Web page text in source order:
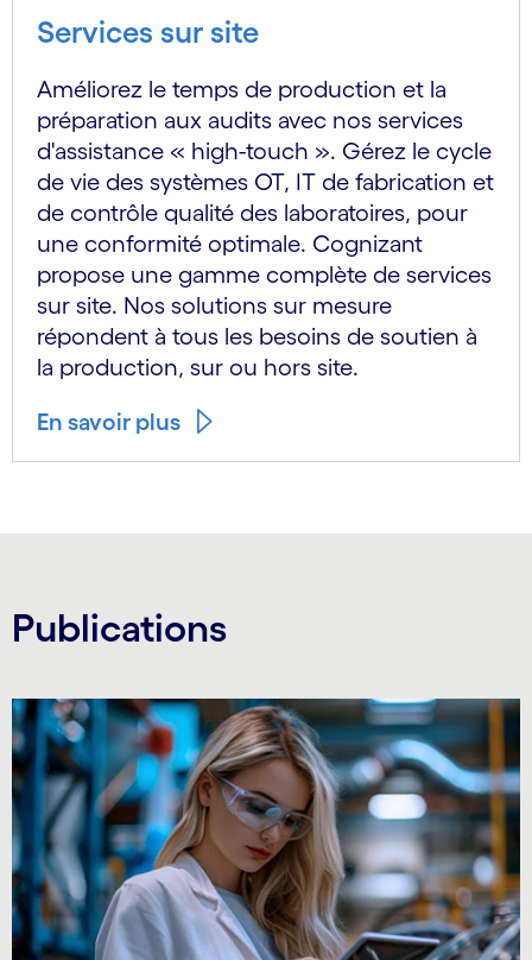
Services sur site
Améliorez le temps de production et la
préparation aux audits avec nos services
d'assistance « high-touch ». Gérez le cycle
de vie des systèmes OT, IT de fabrication et
de contrôle qualité des laboratoires, pour
une conformité optimale. Cognizant
propose une gamme complète de services
sur site. Nos solutions sur mesure
répondent à tous les besoins de soutien à
la production, sur ou hors site.
En savoir plus
Publications
Carousel starts